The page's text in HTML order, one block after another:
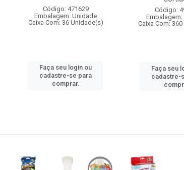
Código: 471629
Embalagem: Unidade
Caixa Com: 36 Unidade(s)
Faça seu login ou
cadastre-se para
comprar.
Código:
Caixa Com:
Faça seu
cadastre-